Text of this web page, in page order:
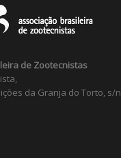
de Zootecnistas
da Granja do Torto, s/n